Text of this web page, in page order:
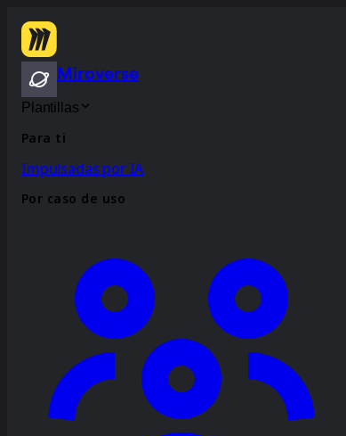
Miroverse
Plantillas
Para ti
Impulsadas por IA
Por caso de uso